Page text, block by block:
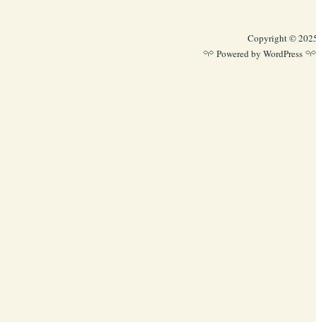
Copyright ©
Powered by WordPress